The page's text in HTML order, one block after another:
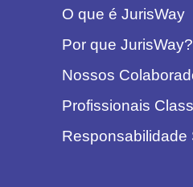
O que é JurisWay
Por que JurisWay?
Nossos
Profissionais
Responsabilidade